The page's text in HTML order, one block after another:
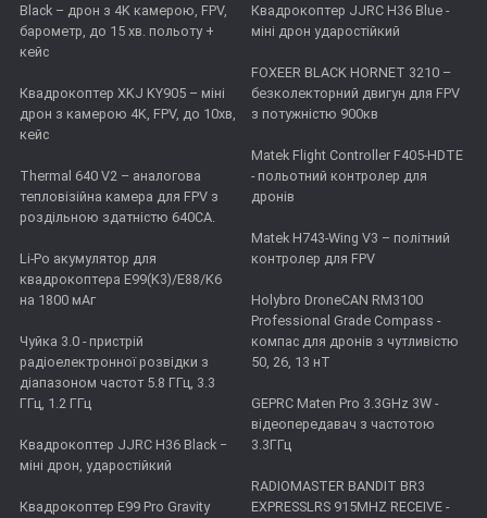
Black – дрон з 4K камерою, FPV,
барометр, до 15 хв. польоту +
кейс
Квадрокоптер XKJ KY905 – міні
дрон з камерою 4K, FPV, до 10хв,
кейс
Thermal 640 V2 – аналогова
тепловізійна камера для FPV з
роздільною здатністю 640CA.
Li-Po акумулятор для
квадрокоптера E99(K3)/E88/K6
на 1800 мАг
Чуйка 3.0 - пристрій
радіоелектронної розвідки з
діапазоном частот 5.8 ГГц, 3.3
ГГц, 1.2 ГГц
Квадрокоптер JJRC H36 Black −
міні дрон, ударостійкий
Квадрокоптер E99 Pro Gravity
Квадрокоптер JJRC H36 Blue -
міні дрон ударостійкий
FOXEER BLACK HORNET 3210 –
безколекторний двигун для FPV
з потужністю 900кв
Matek Flight Controller F405-HDTE
- польотний контролер для
дронів
Matek H743-Wing V3 – політний
контролер для FPV
Holybro DroneCAN RM3100
Professional Grade Compass -
компас для дронів з чутливістю
50, 26, 13 нТ
GEPRC Maten Pro 3.3GHz 3W -
відеопередавач з частотою
3.3ГГц
RADIOMASTER BANDIT BR3
EXPRESSLRS 915MHZ RECEIVE -